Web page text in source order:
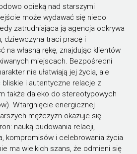
opieką nad starszymi
może wydawać się nieco
zatrudniająca ją agencja odkrywa
dziewczyna traci pracę i
na własną rękę, znajdując klientów
miejscach. Bezpośredni
nie ułatwiają jej życia, ale
bliskie i autentyczne relacje z
także daleko do stereotypowych
Wtargnięcie energicznej
mężczyzn okazuje się
nauką budowania relacji,
kompromisów i celebrowania życia
ma wielkich szans, że odmieni się